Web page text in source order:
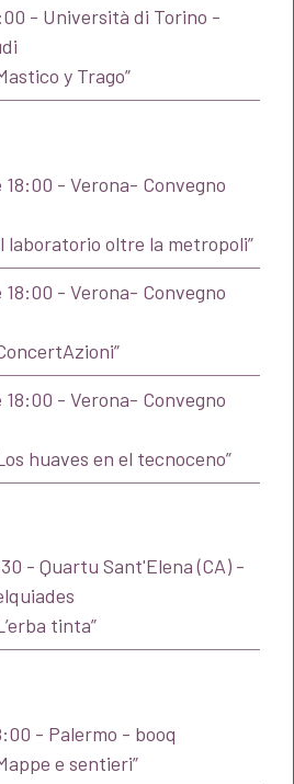
- Università di Torino -
y Trago”
18:00 - Verona- Convegno
laboratorio oltre la metropoli”
18:00 - Verona- Convegno
18:00 - Verona- Convegno
huaves en el tecnoceno”
- Quartu Sant'Elena (CA) -
tinta”
- Palermo - booq
e sentieri”